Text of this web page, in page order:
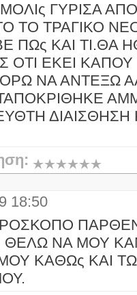
ΓΥΡΙΣΑ
ΤΟ ΤΡΑΓΙΚΟ
ΠΩς ΚΑΙ ΤΙ.ΘΑ
ΟΤΙ ΕΚΕΙ
ΝΑ ΑΝΤΕΞΩ
18:50
ΘΕΛΩ ΝΑ ΜΟΥ
ΚΑΘΩς ΚΑΙ